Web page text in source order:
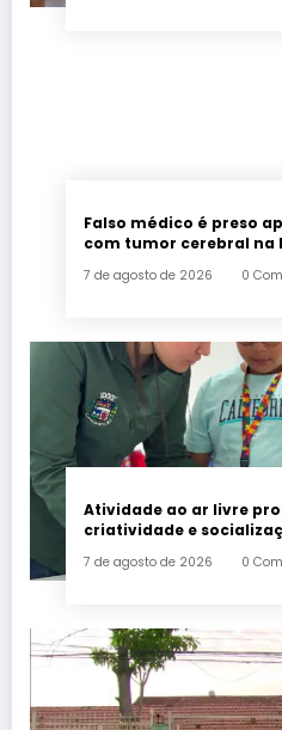
Falso médico é preso
com tumor cerebral na
7 de agosto de 2026 0
Atividade ao ar livre
criatividade e
7 de agosto de 2026 0